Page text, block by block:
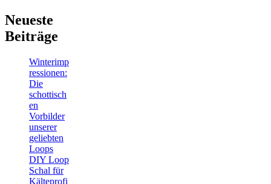
Neueste
Beiträge
Winterimp
ressionen:
Die
schottisch
en
Vorbilder
unserer
geliebten
Loops
DIY Loop
Schal für
Kälteprofi